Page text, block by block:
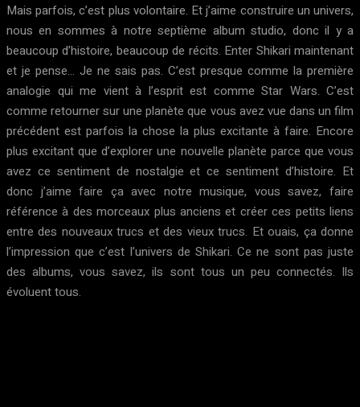
Mais parfois, c’est plus volontaire. Et j’aime construire un univers,
nous en sommes à notre septième album studio, donc il y a
beaucoup d’histoire, beaucoup de récits. Enter Shikari maintenant
et je pense… Je ne sais pas. C’est presque comme la première
analogie qui me vient à l’esprit est comme Star Wars. C’est
comme retourner sur une planète que vous avez vue dans un film
précédent est parfois la chose la plus excitante à faire. Encore
plus excitant que d’explorer une nouvelle planète parce que vous
avez ce sentiment de nostalgie et ce sentiment d’histoire. Et
donc j’aime faire ça avec notre musique, vous savez, faire
référence à des morceaux plus anciens et créer ces petits liens
entre des nouveaux trucs et des vieux trucs. Et ouais, ça donne
l’impression que c’est l’univers de Shikari. Ce ne sont pas juste
des albums, vous savez, ils sont tous un peu connectés. Ils
évoluent tous.